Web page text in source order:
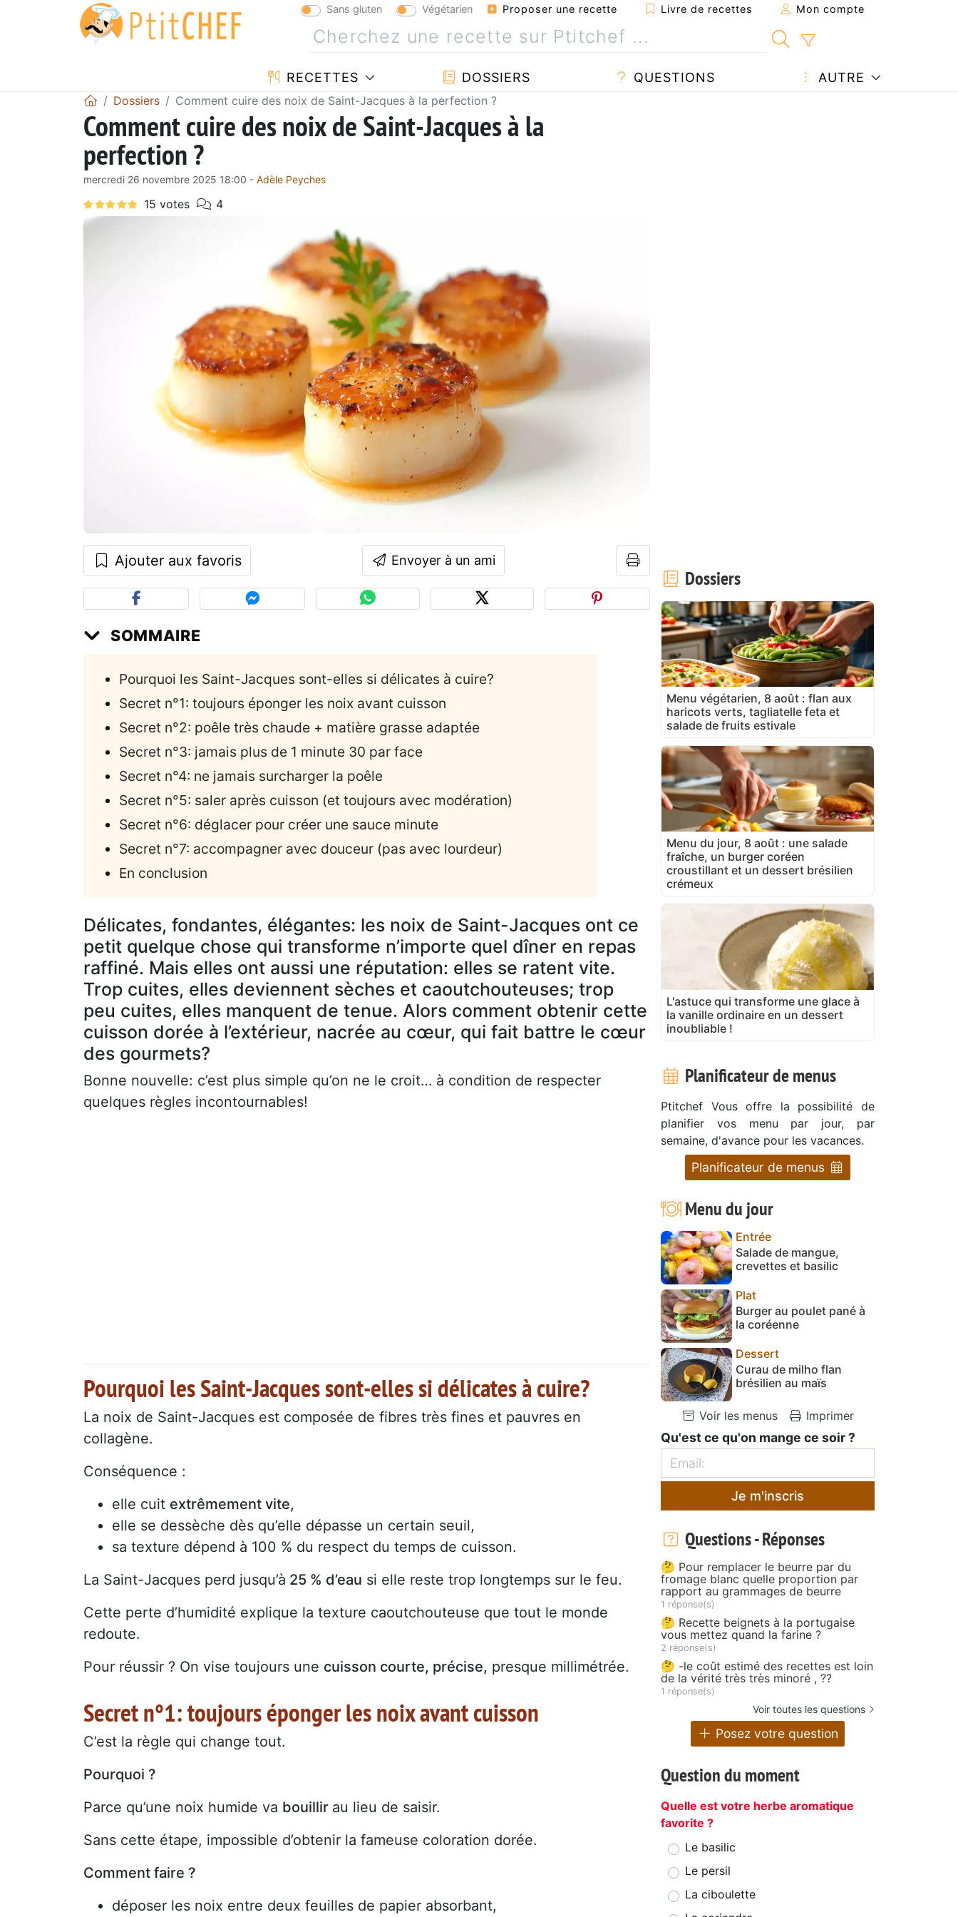
Sans gluten Végétarien Proposer une recette Livre de recettes Mon compte
RECETTES DOSSIERS QUESTIONS AUTRE
Dossiers Comment cuire des noix de Saint-Jacques à la perfection ?
Comment cuire des noix de Saint-Jacques à la
perfection ?
mercredi 26 novembre 2025 18:00 - Adèle Peyches
Ajouter aux favoris Envoyer à un ami
SOMMAIRE
Pourquoi les Saint-Jacques sont-elles si délicates à cuire?
Secret n°1: toujours éponger les noix avant cuisson
Secret n°2: poêle très chaude + matière grasse adaptée
Secret n°3: jamais plus de 1 minute 30 par face
Secret n°4: ne jamais surcharger la poêle
Secret n°5: saler après cuisson (et toujours avec modération)
Secret n°6: déglacer pour créer une sauce minute
Secret n°7: accompagner avec douceur (pas avec lourdeur)
En conclusion
Délicates, fondantes, élégantes: les noix de Saint-Jacques ont ce
petit quelque chose qui transforme n’importe quel dîner en repas
raffiné. Mais elles ont aussi une réputation: elles se ratent vite.
Trop cuites, elles deviennent sèches et caoutchouteuses; trop
peu cuites, elles manquent de tenue. Alors comment obtenir cette
cuisson dorée à l’extérieur, nacrée au cœur, qui fait battre le cœur
des gourmets?
Bonne nouvelle: c’est plus simple qu’on ne le croit… à condition de respecter
quelques règles incontournables!
Pourquoi les Saint-Jacques sont-elles si délicates à cuire?
La noix de Saint-Jacques est composée de fibres très fines et pauvres en
collagène.
Conséquence :
elle cuit extrêmement vite,
elle se dessèche dès qu’elle dépasse un certain seuil,
sa texture dépend à 100 % du respect du temps de cuisson.
La Saint-Jacques perd jusqu’à 25 % d’eau si elle reste trop longtemps sur le feu.
Cette perte d’humidité explique la texture caoutchouteuse que tout le monde
redoute.
Pour réussir ? On vise toujours une cuisson courte, précise, presque millimétrée.
Secret n°1: toujours éponger les noix avant cuisson
C’est la règle qui change tout.
Pourquoi ?
Parce qu’une noix humide va bouillir au lieu de saisir.
Sans cette étape, impossible d’obtenir la fameuse coloration dorée.
Comment faire ?
déposer les noix entre deux feuilles de papier absorbant,
Dossiers
Menu végétarien, 8 août : flan aux
haricots verts, tagliatelle feta et
salade de fruits estivale
Menu du jour, 8 août : une salade
fraîche, un burger coréen
croustillant et un dessert brésilien
crémeux
L'astuce qui transforme une glace à
la vanille ordinaire en un dessert
inoubliable !
Planificateur de menus
Ptitchef Vous offre la possibilité de
planifier vos menu par jour, par
semaine, d'avance pour les vacances.
Planificateur de menus
Menu du jour
Entrée
Salade de mangue,
crevettes et basilic
Plat
Burger au poulet pané à
la coréenne
Dessert
Curau de milho flan
brésilien au maïs
Voir les menus Imprimer
Qu'est ce qu'on mange ce soir ?
Je m'inscris
Questions - Réponses
🤔 Pour remplacer le beurre par du
fromage blanc quelle proportion par
rapport au grammages de beurre
1 réponse(s)
🤔 Recette beignets à la portugaise
vous mettez quand la farine ?
2 réponse(s)
🤔 -le coût estimé des recettes est loin
de la vérité très très minoré , ??
1 réponse(s)
Voir toutes les questions
Posez votre question
Question du moment
Quelle est votre herbe aromatique
favorite ?
Le basilic
Le persil
La ciboulette